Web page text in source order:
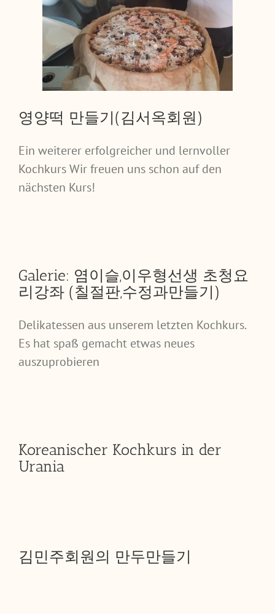
영양떡 만들기(김서옥회원)
Ein weiterer erfolgreicher und lernvoller
Kochkurs Wir freuen uns schon auf den
nächsten Kurs!
Galerie: 염이슬,이우형선생 초청요
리강좌 (칠절판,수정과만들기)
Delikatessen aus unserem letzten Kochkurs.
Es hat spaß gemacht etwas neues
auszuprobieren
Koreanischer Kochkurs in der
Urania
김민주회원의 만두만들기